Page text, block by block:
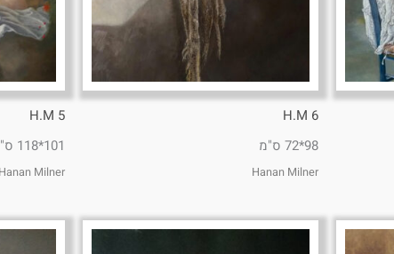
H.M 6
98*72 ס"מ
Hanan Milner
H.M 5
101*118 ס"מ
Hanan Milner